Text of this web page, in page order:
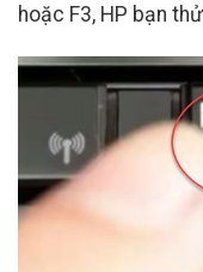
hoặc F3, HP bạn